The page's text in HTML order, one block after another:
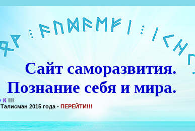
Сайт саморазвития.
Познание себя и мира.
Талисман 2015 года - ПЕРЕЙТИ!!!